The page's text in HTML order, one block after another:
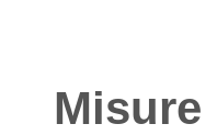
Misure